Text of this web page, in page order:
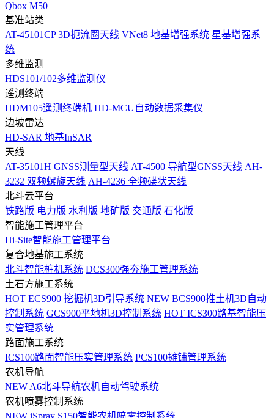
Qbox M50
基准站类
AT-45101CP 3D扼流圈天线 VNet8 地基增强系统 星基增强系
统
多维监测
HDS101/102多维监测仪
遥测终端
HDM105遥测终端机 HD-MCU自动数据采集仪
边坡雷达
HD-SAR 地基InSAR
天线
AT-35101H GNSS测量型天线 AT-4500 导航型GNSS天线 AH-
3232 双频螺旋天线 AH-4236 全频碟状天线
北斗云平台
铁路版 电力版 水利版 地矿版 交通版 石化版
智能施工管理平台
Hi-Site智能施工管理平台
复合地基施工系统
北斗智能桩机系统 DCS300强夯施工管理系统
土石方施工系统
HOT ECS900 挖掘机3D引导系统 NEW BCS900推土机3D自动
控制系统 GCS900平地机3D控制系统 HOT ICS300路基智能压
实管理系统
路面施工系统
ICS100路面智能压实管理系统 PCS100摊铺管理系统
农机导航
NEW A6北斗导航农机自动驾驶系统
农机喷雾控制系统
NEW iSpray S150智能农机喷雾控制系统